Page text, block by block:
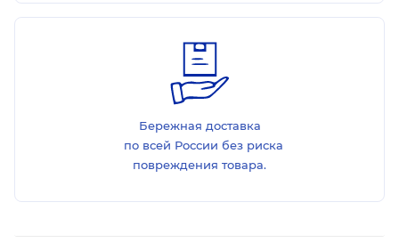
Бережная доставка
по всей России без риска
повреждения товара.